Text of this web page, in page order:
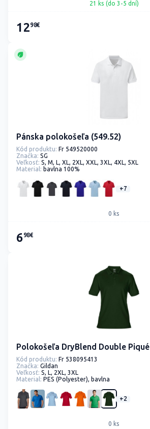
21 ks (do 3-5 dní)
1298€
Pánska polokošeľa (549.52)
Kód produktu: Fr 549520000
Značka: SG
Veľkosť: S, M, L, XL, 2XL, XXL, 3XL, 4XL, 5XL
Material: bavlna 100%
+7
0 ks
698€
Polokošeľa DryBlend Double Piqué
Kód produktu: Fr 538095413
Značka: Gildan
Veľkosť: S, L, 2XL, 3XL
Material: PES (Polyester), bavlna
+2
0 ks